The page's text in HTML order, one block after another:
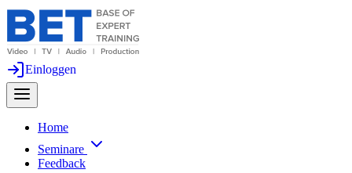
Einloggen
Home
Seminare
Feedback